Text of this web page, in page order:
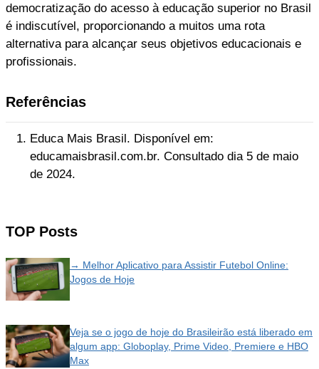
democratização do acesso à educação superior no Brasil
é indiscutível, proporcionando a muitos uma rota
alternativa para alcançar seus objetivos educacionais e
profissionais.
Referências
Educa Mais Brasil. Disponível em:
educamaisbrasil.com.br. Consultado dia 5 de maio
de 2024.
TOP Posts
→ Melhor Aplicativo para Assistir Futebol Online:
Jogos de Hoje
Veja se o jogo de hoje do Brasileirão está liberado em
algum app: Globoplay, Prime Video, Premiere e HBO
Max